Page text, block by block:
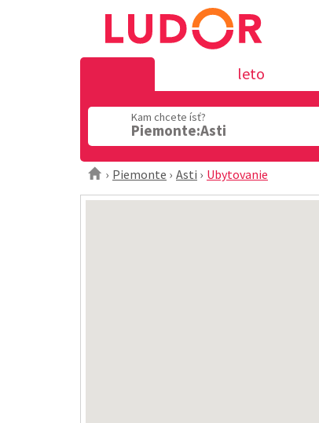
leto
Kam chcete ísť?
Piemonte:Asti
Piemonte Asti Ubytovanie